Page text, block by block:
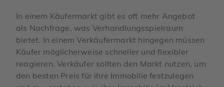
In einem Käufermarkt gibt es oft mehr Angebot
als Nachfrage, was Verhandlungsspielraum
bietet. In einem Verkäufermarkt hingegen müssen
Käufer möglicherweise schneller und flexibler
reagieren. Verkäufer sollten den Markt nutzen, um
den besten Preis für ihre Immobilie festzulegen